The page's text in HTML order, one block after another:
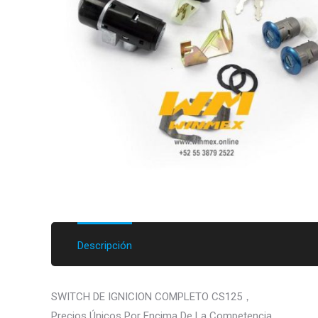
Descripción
SWITCH DE IGNICION COMPLETO CS125，